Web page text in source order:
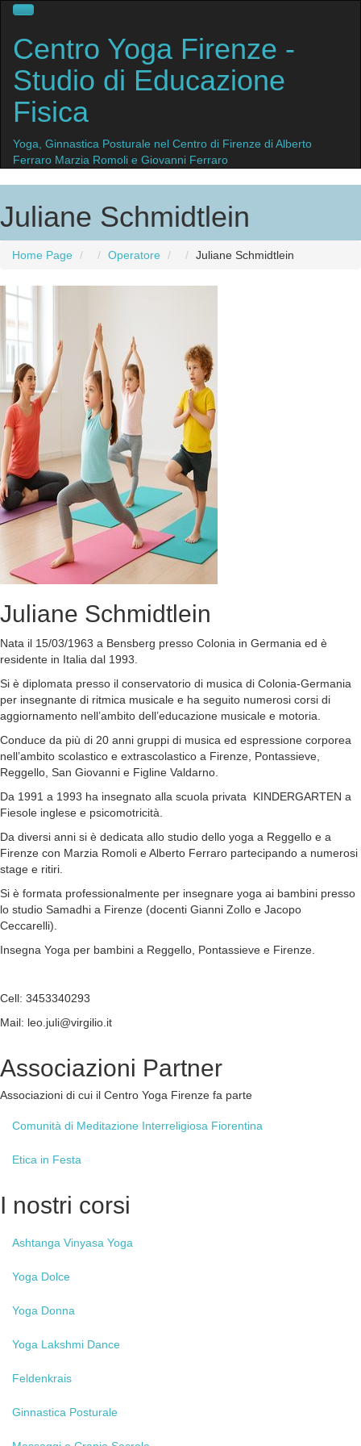
Centro Yoga Firenze -
Studio di Educazione
Fisica
Yoga, Ginnastica Posturale nel Centro di Firenze di Alberto
Ferraro Marzia Romoli e Giovanni Ferraro
Juliane Schmidtlein
Home Page Operatore Juliane Schmidtlein
Juliane Schmidtlein
Nata il 15/03/1963 a Bensberg presso Colonia in Germania ed è
residente in Italia dal 1993.
Si è diplomata presso il conservatorio di musica di Colonia-Germania
per insegnante di ritmica musicale e ha seguito numerosi corsi di
aggiornamento nell’ambito dell’educazione musicale e motoria.
Conduce da più di 20 anni gruppi di musica ed espressione corporea
nell’ambito scolastico e extrascolastico a Firenze, Pontassieve,
Reggello, San Giovanni e Figline Valdarno.
Da 1991 a 1993 ha insegnato alla scuola privata KINDERGARTEN a
Fiesole inglese e psicomotricità.
Da diversi anni si è dedicata allo studio dello yoga a Reggello e a
Firenze con Marzia Romoli e Alberto Ferraro partecipando a numerosi
stage e ritiri.
Si è formata professionalmente per insegnare yoga ai bambini presso
lo studio Samadhi a Firenze (docenti Gianni Zollo e Jacopo
Ceccarelli).
Insegna Yoga per bambini a Reggello, Pontassieve e Firenze.
Cell: 3453340293
Mail: leo.juli@virgilio.it
Associazioni Partner
Associazioni di cui il Centro Yoga Firenze fa parte
Comunità di Meditazione Interreligiosa Fiorentina
Etica in Festa
I nostri corsi
Ashtanga Vinyasa Yoga
Yoga Dolce
Yoga Donna
Yoga Lakshmi Dance
Feldenkrais
Ginnastica Posturale